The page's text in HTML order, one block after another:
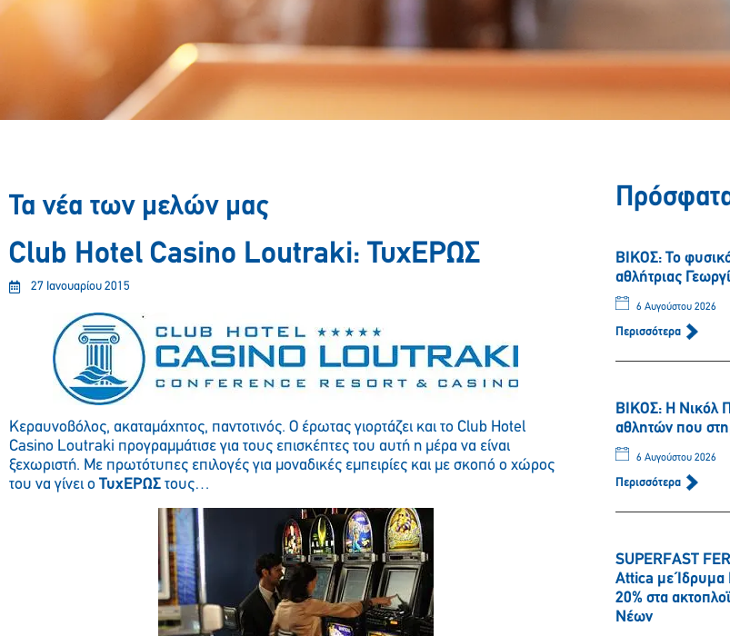
Τα νέα των μελών μας
Club Hotel Casino Loutraki: ΤυχΕΡΩΣ
27 Ιανουαρίου 2015
Κεραυνοβόλος, ακαταμάχητος, παντοτινός. Ο έρωτας γιορτάζει και το Club Hotel
Casino Loutraki προγραμμάτισε για τους επισκέπτες του αυτή η μέρα να είναι
ξεχωριστή. Με πρωτότυπες επιλογές για μοναδικές εμπειρίες και με σκοπό ο χώρος
του να γίνει ο ΤυχΕΡΩΣ τους…
ΒΙΚΟΣ: Το
αθλήτριας
6 Αυγούστου 2026
Περισσότερα
ΒΙΚΟΣ: Η Νικόλ
αθλητών που
6 Αυγούστου 2026
Περισσότερα
SUPERFAST
Attica με Ίδρυμα
20% στα
Νέων